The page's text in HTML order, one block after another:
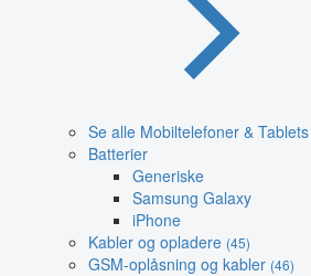
Se alle Mobiltelefoner & Tablets
Batterier
Generiske
Samsung Galaxy
iPhone
Kabler og opladere (45)
GSM-oplåsning og kabler (46)